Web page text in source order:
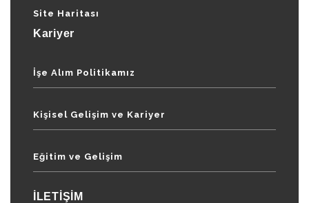
Site Haritası
Kariyer
İşe Alım Politikamız
Kişisel Gelişim ve Kariyer
Eğitim ve Gelişim
İLETİŞİM